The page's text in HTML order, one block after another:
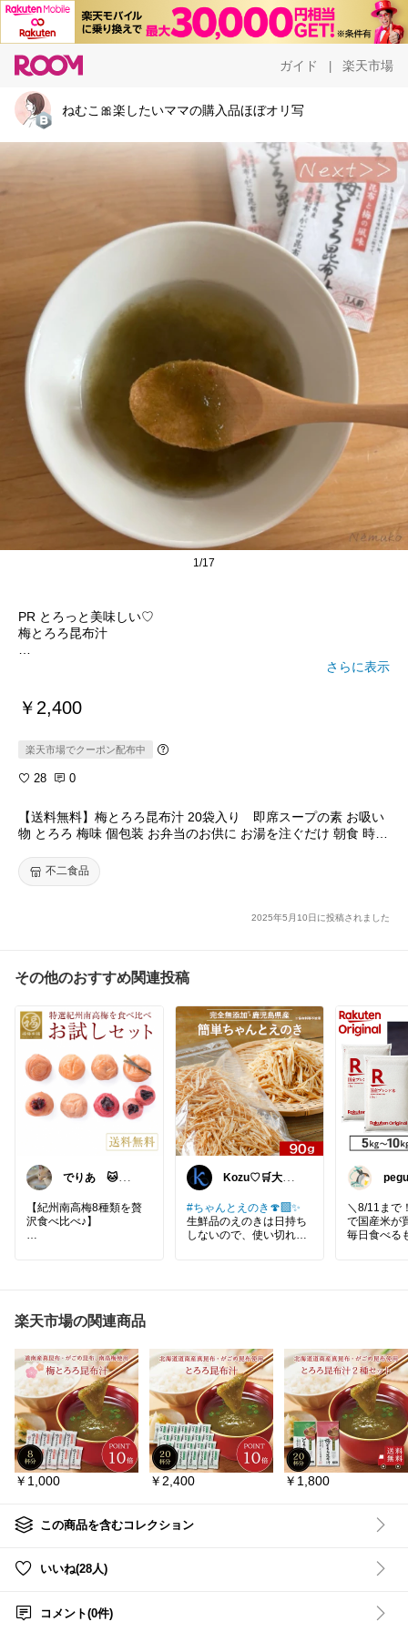
ガイド 楽天市場
ねむこ🎀楽したいママの購入品ほぼオリ写
1/17
PR とろっと美味しい♡
梅とろろ昆布汁
個包装で簡単に食べられる！梅とろろ昆布のスープです。
パックの中には出汁の素ととろろ昆布が入っています。まず出汁
をいれてお湯を注ぎ、とろろ昆布を入れて混ぜたら完成！
簡単に美味しく食べることができるので、忙しい朝やランチにも
おまけでひとつ頂きましたが、どちらも美味しかったです♡
✎*┈┈┈┈┈┈┈┈┈┈┈┈┈┈┈
🏷️私のブログにてお得なクーポン
#ねむこママの美味しいもの
#オリジナル写真 #ごちそう #カフェプレート #買ってよかった2
025あると便利 時短 即席スープの素 お吸い物 とろろ 梅味 個包
装 お弁当のお供に お湯を注ぐだけ 朝食 時短 簡単 便利 北海道産
真昆布 とろろ昆布 紀州南高梅 小分け カルシウム 栄養満点 まと
め買い メール便 送料無料
#不二食品
さらに表示
￥2,400
楽天市場でクーポン配布中
28 0
【送料無料】梅とろろ昆布汁 20袋入り 即席スープの素 お吸い
物 とろろ 梅味 個包装 お弁当のお供に お湯を注ぐだけ 朝食 時短
ウム 栄養満点 まとめ買い メール便 送料無料
不二食品
2025年5月10日に投稿されました
その他のおすすめ関連投稿
でりあ 🐱猫好
【紀州南高梅8種類を贅
沢食べ比べ♪】
ご飯のお供やお弁当、暑
い季節にも嬉しいセット
紀州南高梅を食べ比べで
きる楽しさがたまりませ
ん♡
#紀州南高梅 #梅干し #食
べ比べ #ご飯のお供
#お
取り寄せグルメ #お試し
セット #おうちごはん
#
おうち時間充実
Kozu♡🛒大好
#ちゃんとえのき🍄‍🟫✨
生鮮品のえのきは日持ち
しないので、使い切れず
#えのき
#長期保存
#保存食
#味噌汁の具
#干し野菜
#きのこ
#キノコ
#乾燥きのこ
#ドライ野菜
🌿
＼8/11まで
で国産米が
毎日食べる
毎日食べる
そ品質は妥
けど、節約
そのバラン
いいお米で
👇詳しくは
詳細を見る
-
#毎日ごはん
約レシピ
楽天市場の関連商品
￥1,000 ￥2,400 ￥1,800
この商品を含むコレクション
いいね(28人)
コメント(0件)